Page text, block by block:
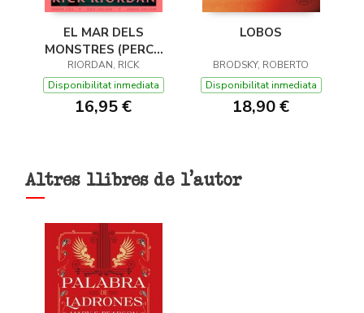
EL MAR DELS
MONSTRES (PERCY
JACKSON I ELS DÉUS
DE L'OLIMP 2)
RIORDAN, RICK
Disponibilitat inmediata
16,95 €
LOBOS
BRODSKY, ROBERTO
Disponibilitat inmediata
18,90 €
Altres llibres de l'autor